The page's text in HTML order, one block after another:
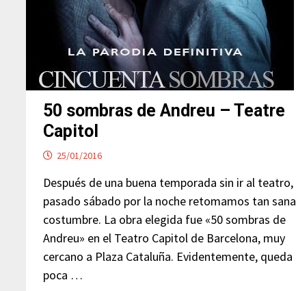
50 sombras de Andreu – Teatre
Capitol
25/01/2016
Después de una buena temporada sin ir al teatro,
pasado sábado por la noche retomamos tan sana
costumbre. La obra elegida fue «50 sombras de
Andreu» en el Teatro Capitol de Barcelona, muy
cercano a Plaza Cataluña. Evidentemente, queda
poca …